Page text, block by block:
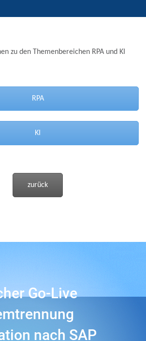
zu den Themenbereichen RPA und KI
RPA
KI
zurück
Go-Live
nach SAP